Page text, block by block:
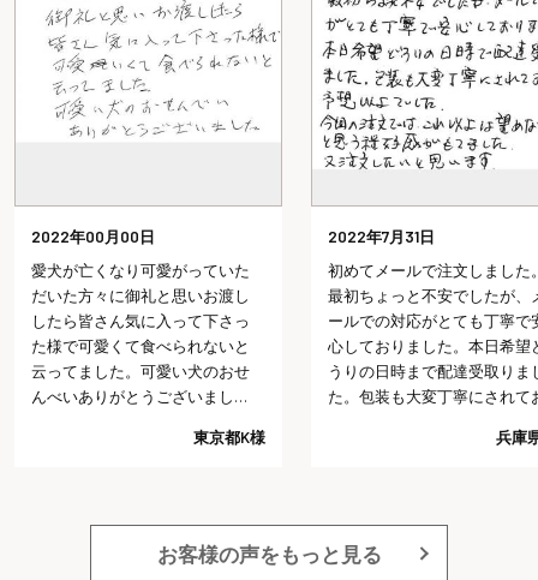
2022年00月00日
愛犬が亡くなり可愛がっていた
だいた方々に御礼と思いお渡し
したら皆さん気に入って下さっ
た様で可愛くて食べられないと
云ってました。可愛い犬のおせ
んべいありがとうございまし
東京都K様
2022年7月31日
初めてメールで注文しました
最初ちょっと不安でしたが、
ールでの対応がとても丁寧で
心しておりました。本日希望
うりの日時まで配達受取りま
た。包装も大変丁寧にされて
では、これ以上は望めないだ
兵庫
お客様の声をもっと見る